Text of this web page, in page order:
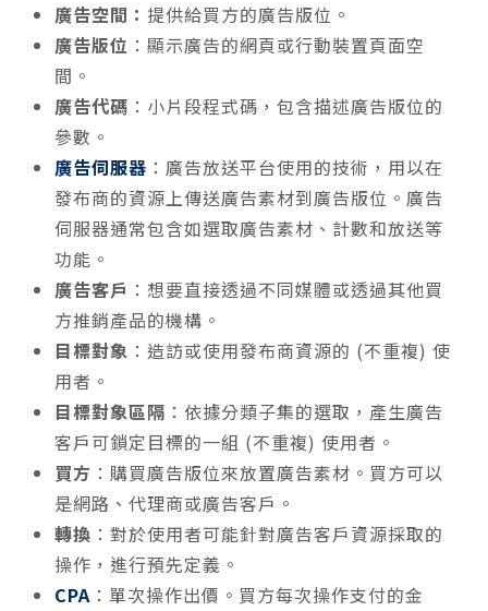
廣告空間： 提供給買方的廣告版位。
廣告版位 ：顯示廣告的網頁或行動裝置頁面空
間。
廣告代碼 ：小片段程式碼，包含描述廣告版位的
參數。
廣告伺服器 ：廣告放送平台使用的技術，用以在
發布商的資源上傳送廣告素材到廣告版位。廣告
伺服器通常包含如選取廣告素材、計數和放送等
功能。
廣告客戶 ：想要直接透過不同媒體或透過其他買
方推銷產品的機構。
目標對象 ：造訪或使用發布商資源的 (不重複) 使
用者。
目標對象區隔 ：依據分類子集的選取，產生廣告
客戶可鎖定目標的一組 (不重複) 使用者。
買方 ：購買廣告版位來放置廣告素材。買方可以
是網路、代理商或廣告客戶。
轉換 ：對於使用者可能針對廣告客戶資源採取的
操作，進行預先定義。
CPA ：單次操作出價。買方每次操作支付的金